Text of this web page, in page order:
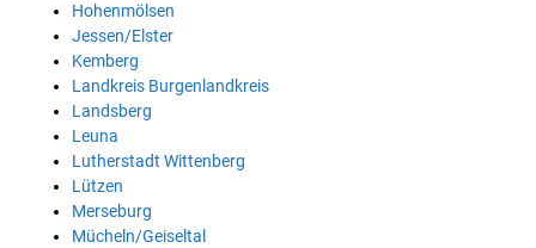
Hohenmölsen
Jessen/Elster
Kemberg
Landkreis Burgenlandkreis
Landsberg
Leuna
Lutherstadt Wittenberg
Lützen
Merseburg
Mücheln/Geiseltal